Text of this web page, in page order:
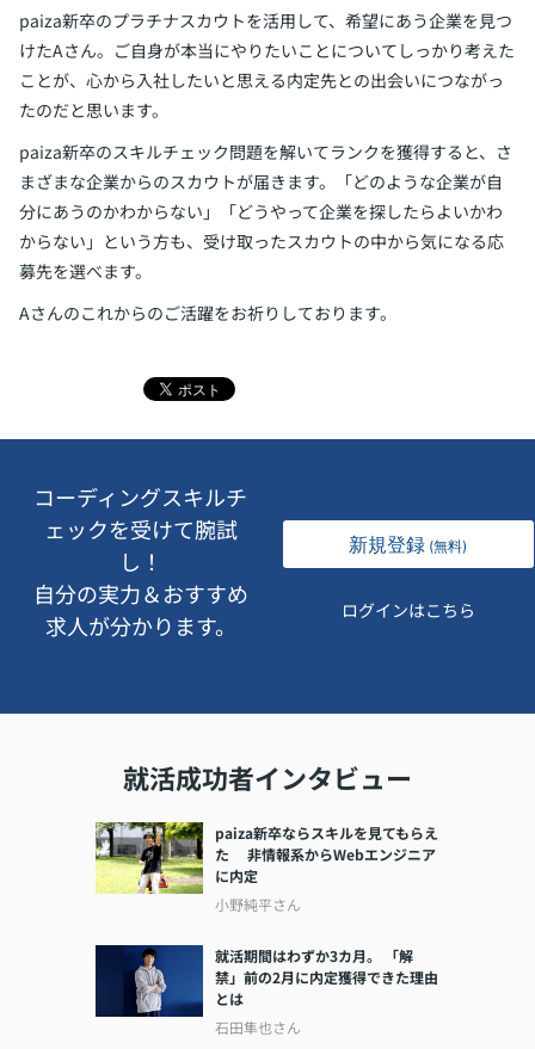
paiza新卒のプラチナスカウトを活用して、希望にあう企業を見つ
けたAさん。ご自身が本当にやりたいことについてしっかり考えた
ことが、心から入社したいと思える内定先との出会いにつながっ
たのだと思います。
paiza新卒のスキルチェック問題を解いてランクを獲得すると、さ
まざまな企業からのスカウトが届きます。「どのような企業が自
分にあうのかわからない」「どうやって企業を探したらよいかわ
からない」という方も、受け取ったスカウトの中から気になる応
募先を選べます。
Aさんのこれからのご活躍をお祈りしております。
コーディングスキルチ
ェックを受けて腕試
し！
自分の実力＆おすすめ
求人が分かります。
新規登録 (無料)
ログインはこちら
就活成功者インタビュー
paiza新卒ならスキルを見てもらえ
た 非情報系からWebエンジニア
に内定
小野純平さん
就活期間はわずか3カ月。 「解
禁」前の2月に内定獲得できた理由
とは
石田隼也さん